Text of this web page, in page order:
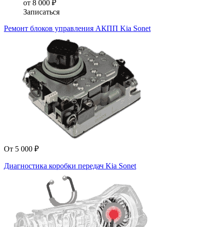
от 8 000 ₽
Записаться
Ремонт блоков управления АКПП Kia Sonet
От 5 000 ₽
Диагностика коробки передач Kia Sonet